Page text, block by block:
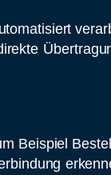
Beispiel